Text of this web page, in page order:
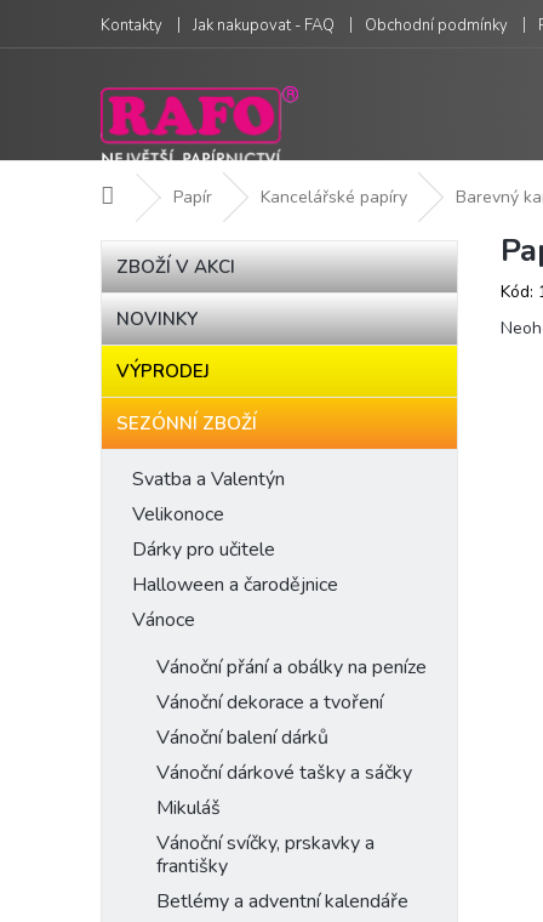
obsah
Kontakty Jak nakupovat - FAQ Obchodní podmínky
Domů Papír Kancelářské papíry Barevný
P
o
s
t
Přeskočit
kategorie
ZBOŽÍ V AKCI
NOVINKY
VÝPRODEJ
SEZÓNNÍ ZBOŽÍ
Svatba a Valentýn
Velikonoce
Dárky pro učitele
Halloween a čarodějnice
Vánoce
Vánoční přání a obálky na peníze
Vánoční dekorace a tvoření
Vánoční balení dárků
Vánoční dárkové tašky a sáčky
Mikuláš
Vánoční svíčky, prskavky a
františky
Betlémy a adventní kalendáře
Kód: